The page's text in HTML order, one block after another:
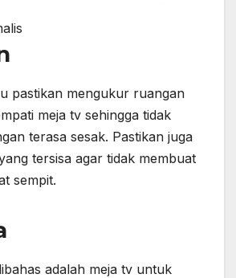
pastikan mengukur ruangan
meja tv sehingga tidak
terasa sesak. Pastikan juga
tersisa agar tidak membuat
sempit.
adalah meja tv untuk